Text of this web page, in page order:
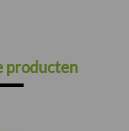
producten